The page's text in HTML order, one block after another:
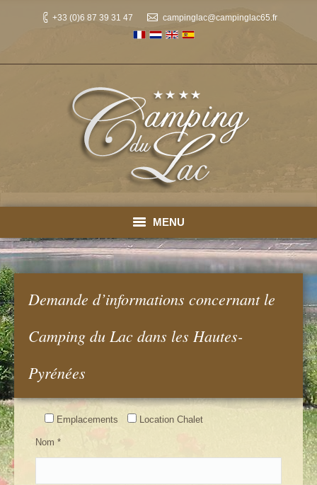
+33 (0)6 87 39 31 47 campinglac@campinglac65.fr
MENU
Accueil
Emplacements
Activités Hautes-Pyrénées
Demande d’informations concernant le
Camping du Lac dans les Hautes-
Pyrénées
Emplacements Location Chalet
Nom *